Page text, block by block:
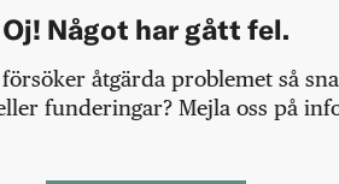
Oj! Något har gått fel.
åtgärda problemet så
funderingar? Mejla oss på